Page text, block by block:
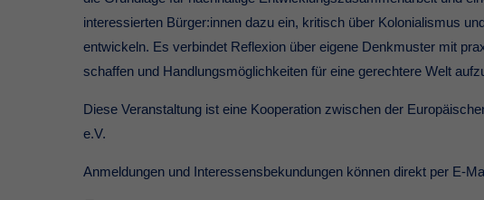
interessierten Bürger:innen dazu ein, kritisch über Kolonialismus
entwickeln. Es verbindet Reflexion über eigene Denkmuster mit
schaffen und Handlungsmöglichkeiten für eine gerechtere Welt
Diese Veranstaltung ist eine Kooperation zwischen der
e.V.
Anmeldungen und Interessensbekundungen können direkt per E-